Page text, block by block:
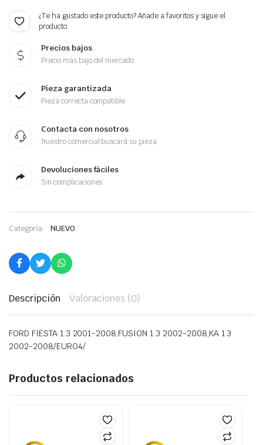
¿Te ha gustado este producto? Añade a favoritos y sigue el
producto.
Precios bajos
Precio más bajo del mercado
Pieza garantizada
Pieza correcta compatible
Contacta con nosotros
Nuestro comercial buscará su pieza
Devoluciones fáciles
Sin complicaciones
Categoría: NUEVO
Descripción Valoraciones (0)
FORD FIESTA 1.3 2001-2008,FUSION 1.3 2002-2008,KA 1.3
2002-2008/EURO4/
Productos relacionados